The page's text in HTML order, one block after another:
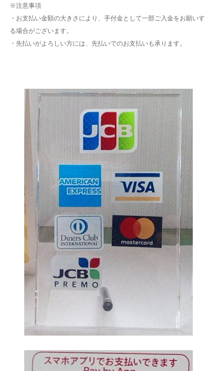
※注意事項
・お支払い金額の大きさにより、手付金として一部ご入金をお願いす
る場合がございます。
・先払いがよろしい方には、先払いでのお支払いも承ります。